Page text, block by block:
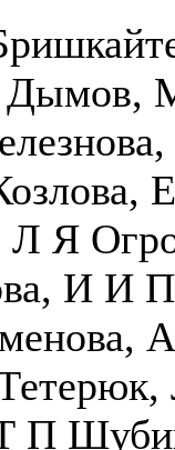
Л Я
И И
П